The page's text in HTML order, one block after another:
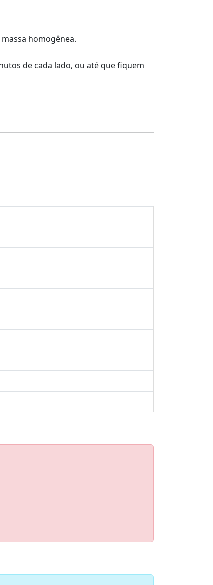
homogênea.
de cada lado, ou até que fiquem